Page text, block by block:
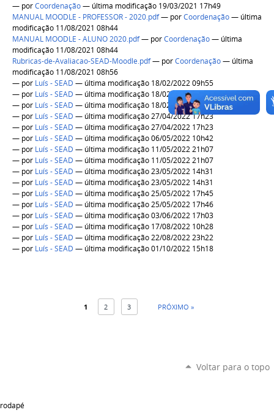
— porCoordenação— última modificação 19/03/2021 17h49
MANUAL MOODLE - PROFESSOR - 2020.pdf— porCoordenação— última
modificação 11/08/2021 08h44
MANUAL MOODLE - ALUNO 2020.pdf— porCoordenação— última
modificação 11/08/2021 08h44
Rubricas-de-Avaliacao-SEAD-Moodle.pdf— porCoordenação— última
modificação 11/08/2021 08h56
— por Luís - SEAD — última modificação 18/02/2022 09h55
— por Luís - SEAD — última modificação 18/02/2022 09h55
— por Luís - SEAD — última modificação 18/02/2022 09h56
— por Luís - SEAD — última modificação 27/04/2022 17h23
— por Luís - SEAD — última modificação 27/04/2022 17h23
— por Luís - SEAD — última modificação 06/05/2022 10h42
— por Luís - SEAD — última modificação 11/05/2022 21h07
— por Luís - SEAD — última modificação 11/05/2022 21h07
— por Luís - SEAD — última modificação 23/05/2022 14h31
— por Luís - SEAD — última modificação 23/05/2022 14h31
— por Luís - SEAD — última modificação 25/05/2022 17h45
— por Luís - SEAD — última modificação 25/05/2022 17h46
— por Luís - SEAD — última modificação 03/06/2022 17h03
— por Luís - SEAD — última modificação 17/08/2022 10h28
— por Luís - SEAD — última modificação 22/08/2022 23h22
— por Luís - SEAD — última modificação 01/10/2022 15h18
1 2 3 PRÓXIMO »
Voltar para o topo
rodapé